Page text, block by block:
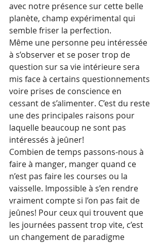
avec notre présence sur cette belle
planète, champ expérimental qui
semble friser la perfection.
Même une personne peu intéressée
à s’observer et se poser trop de
question sur sa vie intérieure sera
mis face à certains questionnements
voire prises de conscience en
cessant de s’alimenter. C’est du reste
une des principales raisons pour
laquelle beaucoup ne sont pas
intéressés à jeûner!
Combien de temps passons-nous à
faire à manger, manger quand ce
n’est pas faire les courses ou la
vaisselle. Impossible à s’en rendre
vraiment compte si l’on pas fait de
jeûnes! Pour ceux qui trouvent que
les journées passent trop vite, c’est
un changement de paradigme